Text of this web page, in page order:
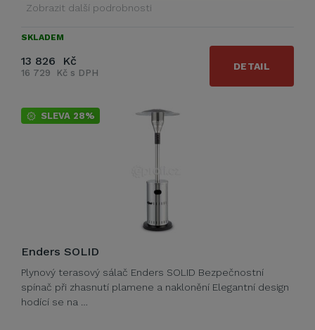
Zobrazit další podrobnosti
SKLADEM
13 826 Kč
16 729 Kč s DPH
DETAIL
SLEVA 28%
Enders SOLID
Plynový terasový sálač Enders SOLID Bezpečnostní
spínač při zhasnutí plamene a naklonění Elegantní design
hodící se na …